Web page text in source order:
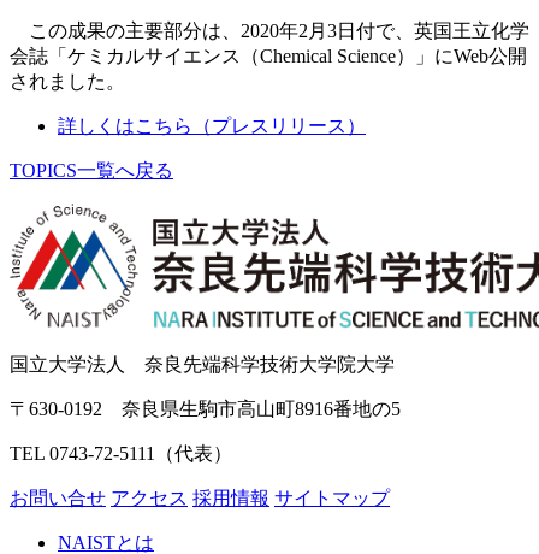
この成果の主要部分は、2020年2月3日付で、英国王立化学
会誌「ケミカルサイエンス（Chemical Science）」にWeb公開
されました。
詳しくはこちら（プレスリリース）
TOPICS一覧へ戻る
国立大学法人 奈良先端科学技術大学院大学
〒630-0192 奈良県生駒市高山町8916番地の5
TEL 0743-72-5111（代表）
お問い合せ アクセス 採用情報 サイトマップ
NAISTとは